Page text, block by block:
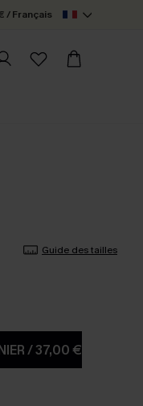
/ Français
Guide des tailles
/37,00 €